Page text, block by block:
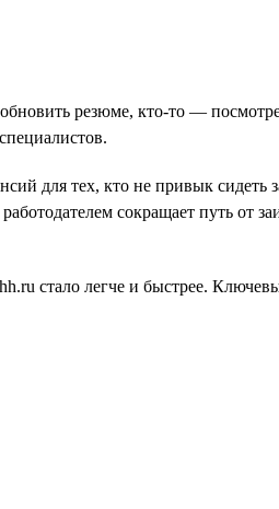
резюме, кто-то —
для тех, кто не привык
сокращает путь от
стало легче и быстрее.